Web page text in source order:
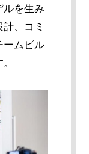
ルを生み
、コミ
ームビル